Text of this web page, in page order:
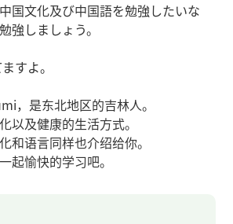
国文化及び中国語を勉強したいな
強しましょう。
すよ。
，是东北地区的吉林人。
以及健康的生活方式。
和语言同样也介绍给你。
起愉快的学习吧。